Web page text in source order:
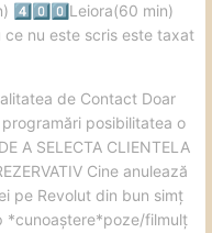
4️⃣ 0️⃣ 0️⃣Leiora(60 min)
ce nu este scris este taxat
de Contact Doar
posibilitatea o
A SELECTA CLIENTELA
Cine anulează
pe Revolut din bun simț
*cunoaștere*poze/filmulț